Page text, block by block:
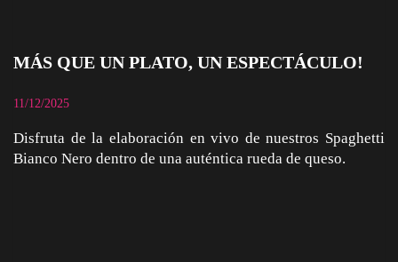
MÁS QUE UN PLATO, UN ESPECTÁCULO!
11/12/2025
Disfruta de la elaboración en vivo de nuestros Spaghetti
Bianco Nero dentro de una auténtica rueda de queso.